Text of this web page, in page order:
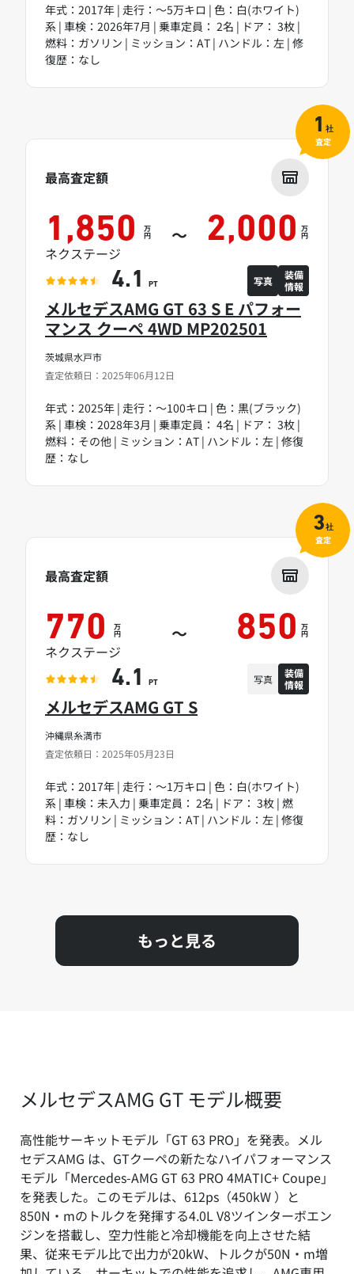
年式：2017年 | 走行：～5万キロ | 色：白(ホワイト)
系 | 車検：2026年7月 | 乗車定員： 2名 | ドア： 3枚 |
燃料：ガソリン | ミッション：AT | ハンドル：左 | 修
復歴：なし
茨城県水戸市
査定依頼日：2025年06月12日
メルセデスAMG GT 63 S E パフォー
マンス クーペ 4WD MP202501
年式：2025年 | 走行：～100キロ | 色：黒(ブラック)
系 | 車検：2028年3月 | 乗車定員： 4名 | ドア： 3枚 |
燃料：その他 | ミッション：AT | ハンドル：左 | 修復
歴：なし
最高査定額
1,850 万
円 ～ 2,000 万
円
ネクステージ
4.1 PT 写真
装備
情報
1 社
査定
沖縄県糸満市
査定依頼日：2025年05月23日
メルセデスAMG GT S
年式：2017年 | 走行：～1万キロ | 色：白(ホワイト)
系 | 車検：未入力 | 乗車定員： 2名 | ドア： 3枚 | 燃
料：ガソリン | ミッション：AT | ハンドル：左 | 修復
歴：なし
最高査定額
770 万
円 ～ 850 万
円
ネクステージ
4.1 PT 写真
装備
情報
3社
査定
もっと見る
メルセデスAMG GT モデル概要
高性能サーキットモデル「GT 63 PRO」を発表。メル
セデスAMG は、GTクーペの新たなハイパフォーマンス
モデル「Mercedes-AMG GT 63 PRO 4MATIC+ Coupe」
を発表した。このモデルは、612ps（450kW ）と
850N・mのトルクを発揮する4.0L V8ツインターボエン
ジンを搭載し、空力性能と冷却機能を向上させた結
果、従来モデル比で出力が20kW、トルクが50N・m増